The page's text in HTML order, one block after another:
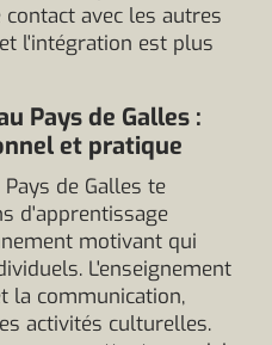
avec les autres
l'intégration est plus
Pays de Galles :
et pratique
de Galles te
d'apprentissage
motivant qui
L'enseignement
la communication,
activités culturelles.